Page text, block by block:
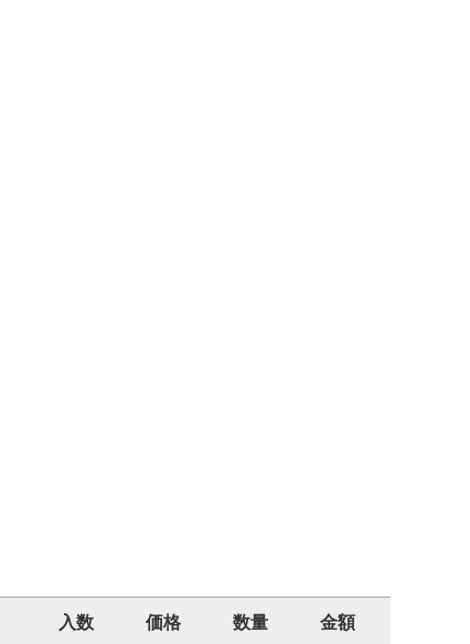
入数 価格 数量 金額